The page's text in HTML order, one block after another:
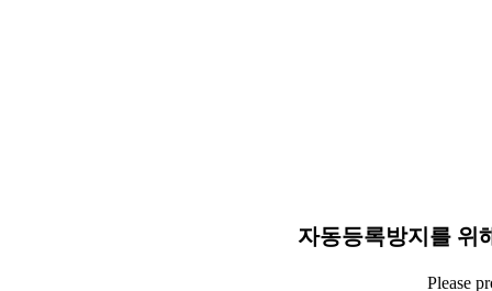
자동등록방지를 위
Please